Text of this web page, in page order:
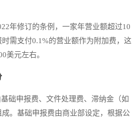
年修订的条例，一家年营业额超过10
需支付0.1%的营业额作为附加费，这
美元左右。
申报费、文件处理费、滞纳金（如
。基础申报费由商业部设定，根据公